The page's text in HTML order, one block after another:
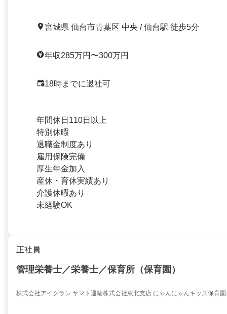
宮城県 仙台市青葉区 中央 / 仙台駅 徒歩5分
年収285万円〜300万円
18時までに退社可
年間休日110日以上
特別休暇
退職金制度あり
雇用保険完備
厚生年金加入
産休・育休実績あり
介護休暇あり
未経験OK
正社員
管理栄養士／栄養士／保育所（保育園）
株式会社アイグラン ヤマト運輸株式会社東北支店 にゃんにゃんキッズ保育園